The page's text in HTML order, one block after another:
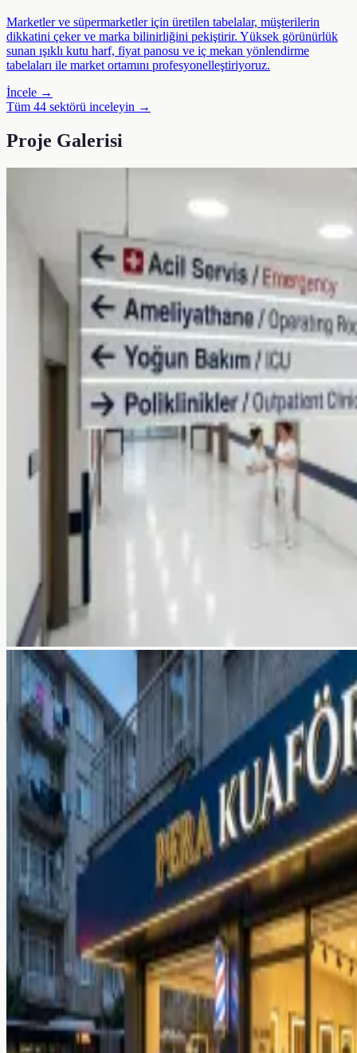
Marketler ve süpermarketler için üretilen tabelalar, müşterilerin
dikkatini çeker ve marka bilinirliğini pekiştirir. Yüksek görünürlük
sunan ışıklı kutu harf, fiyat panosu ve iç mekan yönlendirme
tabelaları ile market ortamını profesyonelleştiriyoruz.
İncele →
Tüm 44 sektörü inceleyin →
Proje Galerisi